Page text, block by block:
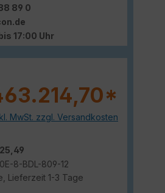
89 0
17:00 Uhr
MwSt. zzgl. Versandkosten
8-BDL-809-12
Lieferzeit 1-3 Tage